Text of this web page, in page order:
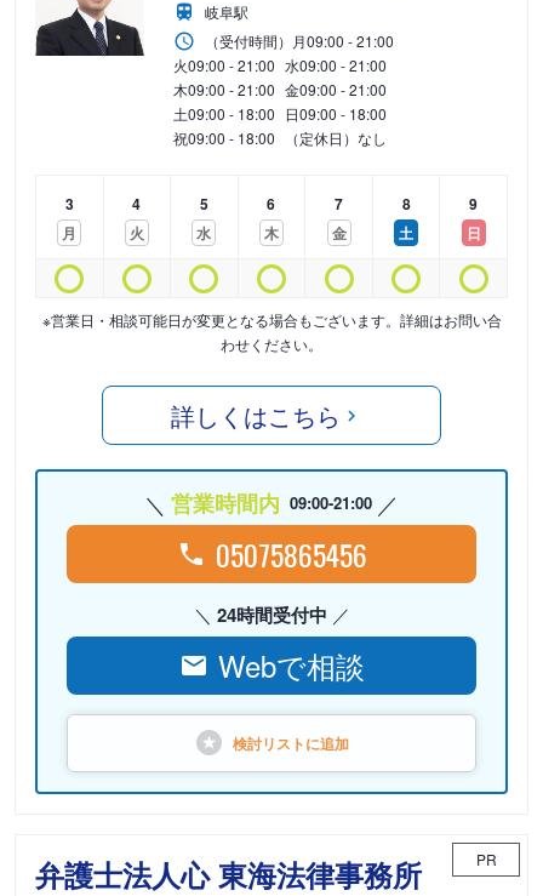
岐阜駅
（受付時間） 月09:00 - 21:00
火09:00 - 21:00 水09:00 - 21:00
木09:00 - 21:00 金09:00 - 21:00
土09:00 - 18:00 日09:00 - 18:00
祝09:00 - 18:00 （定休日）なし
3
月
4
火
5
水
6
木
7
金
8
土
9
日
※営業日・相談可能日が変更となる場合もございます。詳細はお問い合
わせください。
詳しくはこちら
営業時間内 09:00-21:00
05075865456
24時間受付中
Webで相談
検討リストに追加
弁護士法人心 東海法律事務所 PR